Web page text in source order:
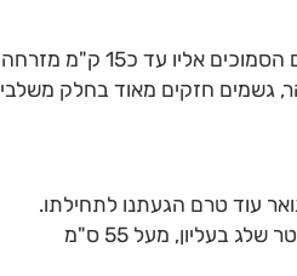
דבר נוסף, הכמויות הגדולות וההצפות שהיו נחלת יושבי החוף והחלקים הסמוכים אליו עד כ15 ק"מ מזרחה
גשמים חזקים מאוד בחלק משלבי
עוד טרם הגעתנו לתחילתו.
מיום שישי עד יום חמישי הבא, שיאניות ימדדו כ200 מ"מ, ומעל 1.20 מטר שלג בעליון, מעל 55 ס"מ